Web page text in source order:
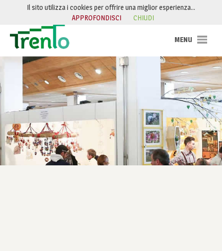
Salta al contenuto
Il sito utilizza i cookies per offrire una miglior esperienza…
APPROFONDISCI
CHIUDI